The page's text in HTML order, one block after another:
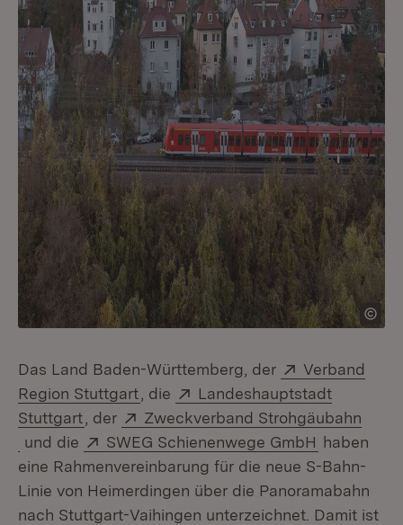
Das Land Baden-Württemberg, der Extern:
Verband
Region Stuttgart (Öffnet in neuem Fenster)
, die Extern:
Landeshauptstadt
Stuttgart (Öffnet in neuem Fenster)
, der Extern:
Zweckverband Strohgäubahn
(Öffnet in neuem Fenster)
und die Extern:
SWEG Schienenwege GmbH (Öffnet in
haben
eine Rahmenvereinbarung für die neue S-Bahn-
Linie von Heimerdingen über die Panoramabahn
nach Stuttgart-Vaihingen unterzeichnet. Damit ist